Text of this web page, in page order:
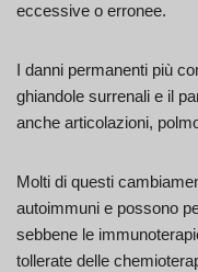
eccessive o erronee.
I danni permanenti più
ghiandole surrenali e il
anche articolazioni,
Molti di questi
autoimmuni e possono
sebbene le
tollerate delle